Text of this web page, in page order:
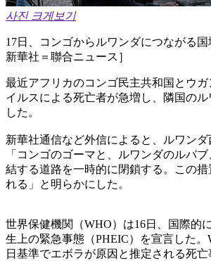
사진 크게보기
17日、コンゴからルワンダにつながる
新華社＝聯合ニュース］
最近アフリカのコンゴ民主共和国とウ
イルスによる死亡者が急増し、隣国の
した。
新華社通信など外信によると、ルワン
「コンゴのゴーマと、ルワンダのルバ
結する道路を一時的に閉鎖する。この措
れる」と明らかにした。
世界保健機関（WHO）は16日、国際的
生上の緊急事態（PHEIC）を宣言した
日基準でエボラが原因と推定される死